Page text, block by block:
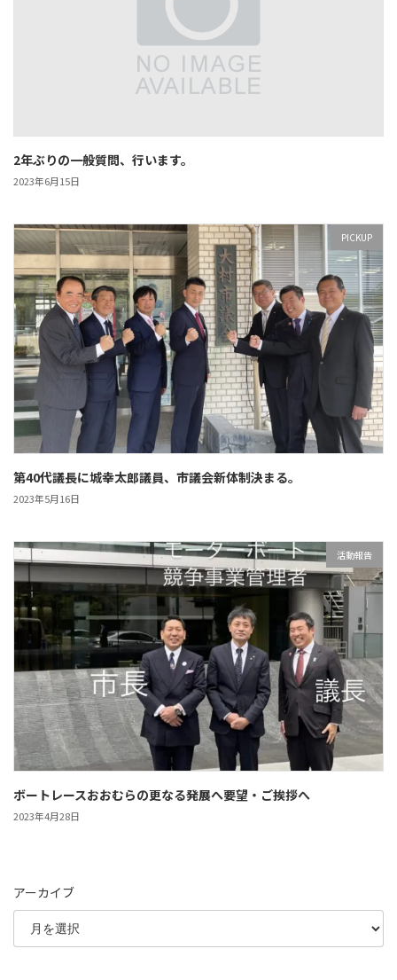
2年ぶりの一般質問、行います。
2023年6月15日
PICKUP
第40代議長に城幸太郎議員、市議会新体制決まる。
2023年5月16日
活動報告
ボートレースおおむらの更なる発展へ要望・ご挨拶へ
2023年4月28日
アーカイブ